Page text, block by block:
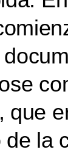
que
de la